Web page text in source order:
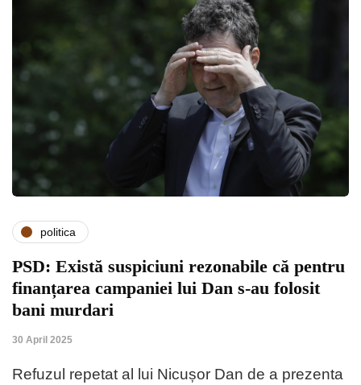
politica
PSD: Există suspiciuni rezonabile că pentru
finanțarea campaniei lui Dan s-au folosit
bani murdari
30 April 2025
Refuzul repetat al lui Nicușor Dan de a prezenta